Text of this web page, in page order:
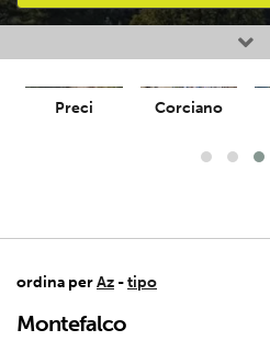
Attività preferite
Preci Corciano
ordina perAz -tipo
Montefalco